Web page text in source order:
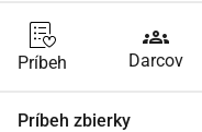
Príbeh
groups
Darcov
Príbeh zbierky